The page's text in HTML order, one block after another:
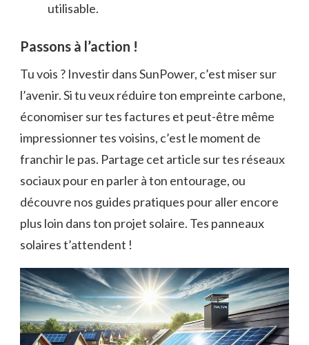
utilisable.
Passons à l’action !
Tu vois ? Investir dans SunPower, c’est miser sur
l’avenir. Si tu veux réduire ton empreinte carbone,
économiser sur tes factures et peut-être même
impressionner tes voisins, c’est le moment de
franchir le pas. Partage cet article sur tes réseaux
sociaux pour en parler à ton entourage, ou
découvre nos guides pratiques pour aller encore
plus loin dans ton projet solaire. Tes panneaux
solaires t’attendent !